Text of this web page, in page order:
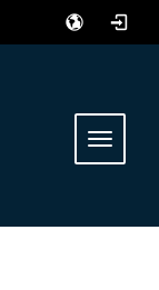
Toggle